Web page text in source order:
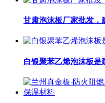
甘肃泡沫板厂家批发，
白银聚苯乙烯泡沫板是